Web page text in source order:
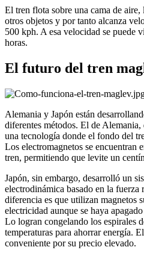
El tren flota sobre una cama de
otros objetos y por tanto alcanza
500 kph. A esa velocidad se puede
horas.
El futuro del tren
Alemania y Japón están
diferentes métodos. El de Alemania,
una tecnología donde el fondo del
Los electromagnetos se encuentran
tren, permitiendo que levite un
Japón, sin embargo, desarrolló un
electrodinámica basado en la fuerza
diferencia es que utilizan magnetos
electricidad aunque se haya
Lo logran congelando los espirales
temperaturas para ahorrar energía.
conveniente por su precio elevado.